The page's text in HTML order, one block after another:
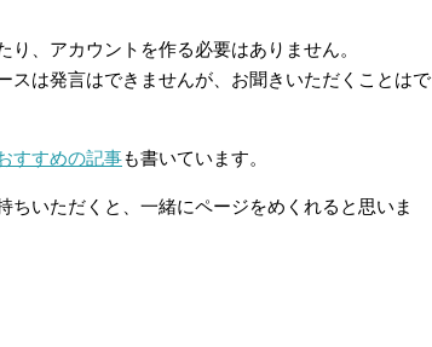
、アカウントを作る必要はありません。
スは発言はできませんが、お聞きいただくことはで
すすめの記事も書いています。
いただくと、一緒にページをめくれると思いま